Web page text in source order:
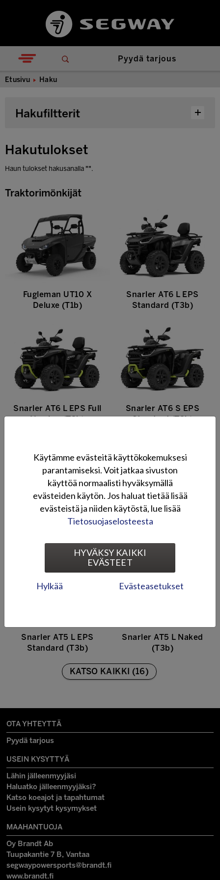
Pyydä tarjous
Etusivu Haku
Hakufiltterit
Hakutulokset
Haun tulokset hakusanalla "".
Traktorimönkijät
Fugleman UT10 X
Deluxe (T1b)
Snarler AT6 L EPS
Standard (T3b)
Snarler AT6 L EPS Full
Version (T3b)
Snarler AT6 S EPS
Standard (T3b)
Snarler AT6 S EPS Full
Fugleman UT10 P Crew
Snarler AT5 L EPS
Standard (T3b)
Snarler AT5 L Naked
(T3b)
KATSO KAIKKI (16)
OTA YHTEYTTÄ
Pyydä tarjous
USEIN KYSYTTYÄ
Lähin jälleenmyyjäsi
Haluatko jälleenmyyjäksi?
Katso koeajot ja tapahtumat
Usein kysytyt kysymykset
MAAHANTUOJA
Oy Brandt Ab
Tuupakantie 7 B, Vantaa
segwaypowersports@brandt.fi
www.brandt.fi
Käytämme evästeitä käyttökokemuksesi
parantamiseksi. Voit jatkaa sivuston
käyttöä normaalisti hyväksymällä
evästeiden käytön. Jos haluat tietää lisää
evästeistä ja niiden käytöstä, lue lisää
Tietosuojaselosteesta
HYVÄKSY KAIKKI
EVÄSTEET
Hylkää Evästeasetukset